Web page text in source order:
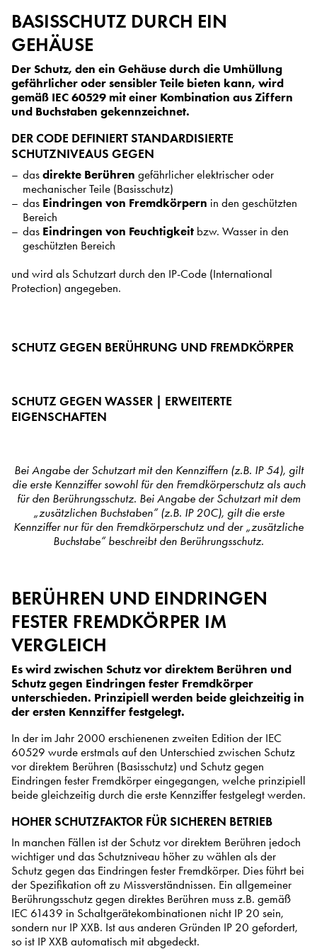
BASISSCHUTZ DURCH EIN
GEHÄUSE
Der Schutz, den ein Gehäuse durch die Umhüllung
gefährlicher oder sensibler Teile bieten kann, wird
gemäß IEC 60529 mit einer Kombination aus Ziffern
und Buchstaben gekennzeichnet.
DER CODE DEFINIERT STANDARDISIERTE
SCHUTZNIVEAUS GEGEN
das direkte Berühren gefährlicher elektrischer oder
mechanischer Teile (Basisschutz)
das Eindringen von Fremdkörpern in den geschützten
Bereich
das Eindringen von Feuchtigkeit bzw. Wasser in den
geschützten Bereich
und wird als Schutzart durch den IP-Code (International
Protection) angegeben.
SCHUTZ GEGEN BERÜHRUNG UND FREMDKÖRPER
SCHUTZ GEGEN WASSER | ERWEITERTE
EIGENSCHAFTEN
Bei Angabe der Schutzart mit den Kennziffern (z.B. IP 54), gilt
die erste Kennziffer sowohl für den Fremdkörperschutz als auch
für den Berührungsschutz. Bei Angabe der Schutzart mit dem
„zusätzlichen Buchstaben“ (z.B. IP 20C), gilt die erste
Kennziffer nur für den Fremdkörperschutz und der „zusätzliche
Buchstabe“ beschreibt den Berührungsschutz.
BERÜHREN UND EINDRINGEN
FESTER FREMDKÖRPER IM
VERGLEICH
Es wird zwischen Schutz vor direktem Berühren und
Schutz gegen Eindringen fester Fremdkörper
unterschieden. Prinzipiell werden beide gleichzeitig in
der ersten Kennziffer festgelegt.
In der im Jahr 2000 erschienenen zweiten Edition der IEC
60529 wurde erstmals auf den Unterschied zwischen Schutz
vor direktem Berühren (Basisschutz) und Schutz gegen
Eindringen fester Fremdkörper eingegangen, welche prinzipiell
beide gleichzeitig durch die erste Kennziffer festgelegt werden.
HOHER SCHUTZFAKTOR FÜR SICHEREN BETRIEB
In manchen Fällen ist der Schutz vor direktem Berühren jedoch
wichtiger und das Schutzniveau höher zu wählen als der
Schutz gegen das Eindringen fester Fremdkörper. Dies führt bei
der Spezifikation oft zu Missverständnissen. Ein allgemeiner
Berührungsschutz gegen direktes Berühren muss z.B. gemäß
IEC 61439 in Schaltgerätekombinationen nicht IP 20 sein,
sondern nur IP XXB. Ist aus anderen Gründen IP 20 gefordert,
so ist IP XXB automatisch mit abgedeckt.